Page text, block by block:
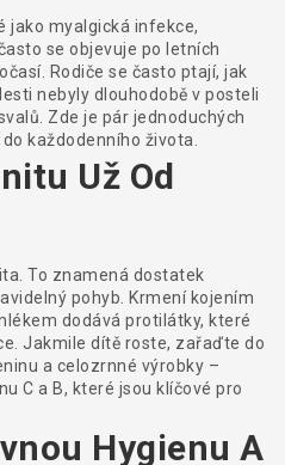
jako myalgická infekce,
se objevuje po letních
Rodiče se často ptají, jak
nebyly dlouhodobě v posteli
Zde je pár jednoduchých
každodenního života.
Už Od
To znamená dostatek
pohyb. Krmení kojením
dodává protilátky, které
Jakmile dítě roste, zařaďte do
a celozrnné výrobky –
C a B, které jsou klíčové pro
Hygienu A